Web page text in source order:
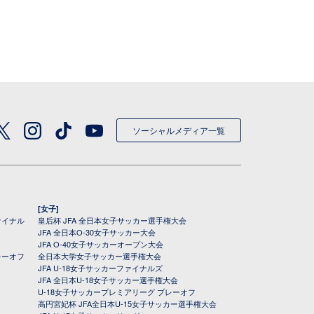
ソーシャルメディア一覧
ナル
オフ
[女子]
皇后杯 JFA 全日本女子サッカー選手権大会
JFA 全日本O-30女子サッカー大会
JFA O-40女子サッカーオープン大会
全日本大学女子サッカー選手権大会
JFA U-18女子サッカーファイナルズ
JFA 全日本U-18女子サッカー選手権大会
U-18女子サッカープレミアリーグ プレーオフ
高円宮妃杯 JFA全日本U-15女子サッカー選手権大会